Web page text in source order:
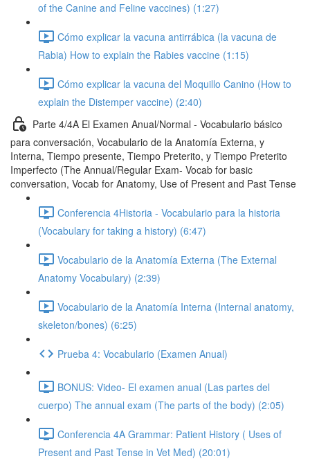
of the Canine and Feline vaccines) (1:27)
Cómo explicar la vacuna antirrábica (la vacuna de
Rabia) How to explain the Rabies vaccine (1:15)
Cómo explicar la vacuna del Moquillo Canino (How to
explain the Distemper vaccine) (2:40)
Parte 4/4A El Examen Anual/Normal - Vocabulario básico
para conversación, Vocabulario de la Anatomía Externa, y
Interna, Tiempo presente, Tiempo Preterito, y Tiempo Preterito
Imperfecto (The Annual/Regular Exam- Vocab for basic
conversation, Vocab for Anatomy, Use of Present and Past Tense
Conferencia 4Historia - Vocabulario para la historia
(Vocabulary for taking a history) (6:47)
Vocabulario de la Anatomía Externa (The External
Anatomy Vocabulary) (2:39)
Vocabulario de la Anatomía Interna (Internal anatomy,
skeleton/bones) (6:25)
Prueba 4: Vocabulario (Examen Anual)
BONUS: Video- El examen anual (Las partes del
cuerpo) The annual exam (The parts of the body) (2:05)
Conferencia 4A Grammar: Patient History ( Uses of
Present and Past Tense in Vet Med) (20:01)